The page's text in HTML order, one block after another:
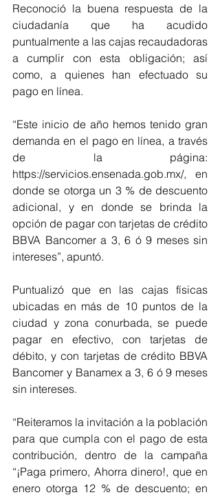
Reconoció la buena respuesta de la
ciudadanía que ha acudido
puntualmente a las cajas recaudadoras
a cumplir con esta obligación; así
como, a quienes han efectuado su
pago en línea.
“Este inicio de año hemos tenido gran
demanda en el pago en línea, a través
de la página:
https://servicios.ensenada.gob.mx/, en
donde se otorga un 3 % de descuento
adicional, y en donde se brinda la
opción de pagar con tarjetas de crédito
BBVA Bancomer a 3, 6 ó 9 meses sin
intereses”, apuntó.
Puntualizó que en las cajas físicas
ubicadas en más de 10 puntos de la
ciudad y zona conurbada, se puede
pagar en efectivo, con tarjetas de
débito, y con tarjetas de crédito BBVA
Bancomer y Banamex a 3, 6 ó 9 meses
sin intereses.
“Reiteramos la invitación a la población
para que cumpla con el pago de esta
contribución, dentro de la campaña
“¡Paga primero, Ahorra dinero!, que en
enero otorga 12 % de descuento; en